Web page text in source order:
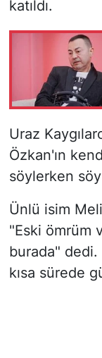
katıldı.
Uraz
Özkan'ın
söylerken
Ünlü isim
"Eski ömrüm
burada" dedi.
kısa sürede